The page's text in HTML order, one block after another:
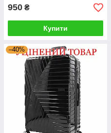
950 ₴
Купити
–40%